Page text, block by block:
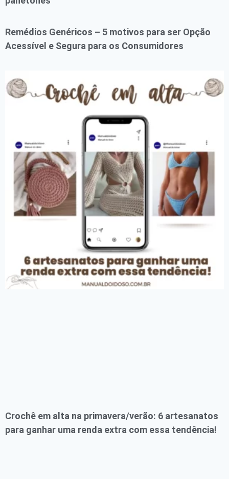
Remédios Genéricos – 5 motivos para ser Opção
Acessível e Segura para os Consumidores
Crochê em alta na primavera/verão: 6 artesanatos
para ganhar uma renda extra com essa tendência!